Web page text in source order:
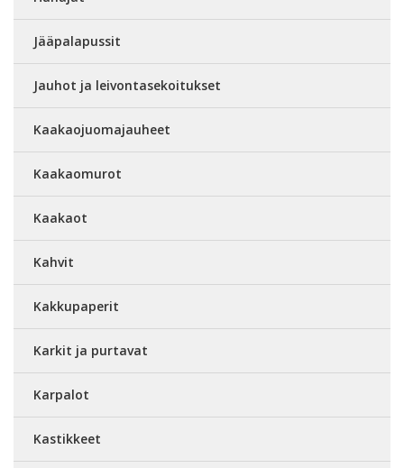
Jääpalapussit
Jauhot ja leivontasekoitukset
Kaakaojuomajauheet
Kaakaomurot
Kaakaot
Kahvit
Kakkupaperit
Karkit ja purtavat
Karpalot
Kastikkeet